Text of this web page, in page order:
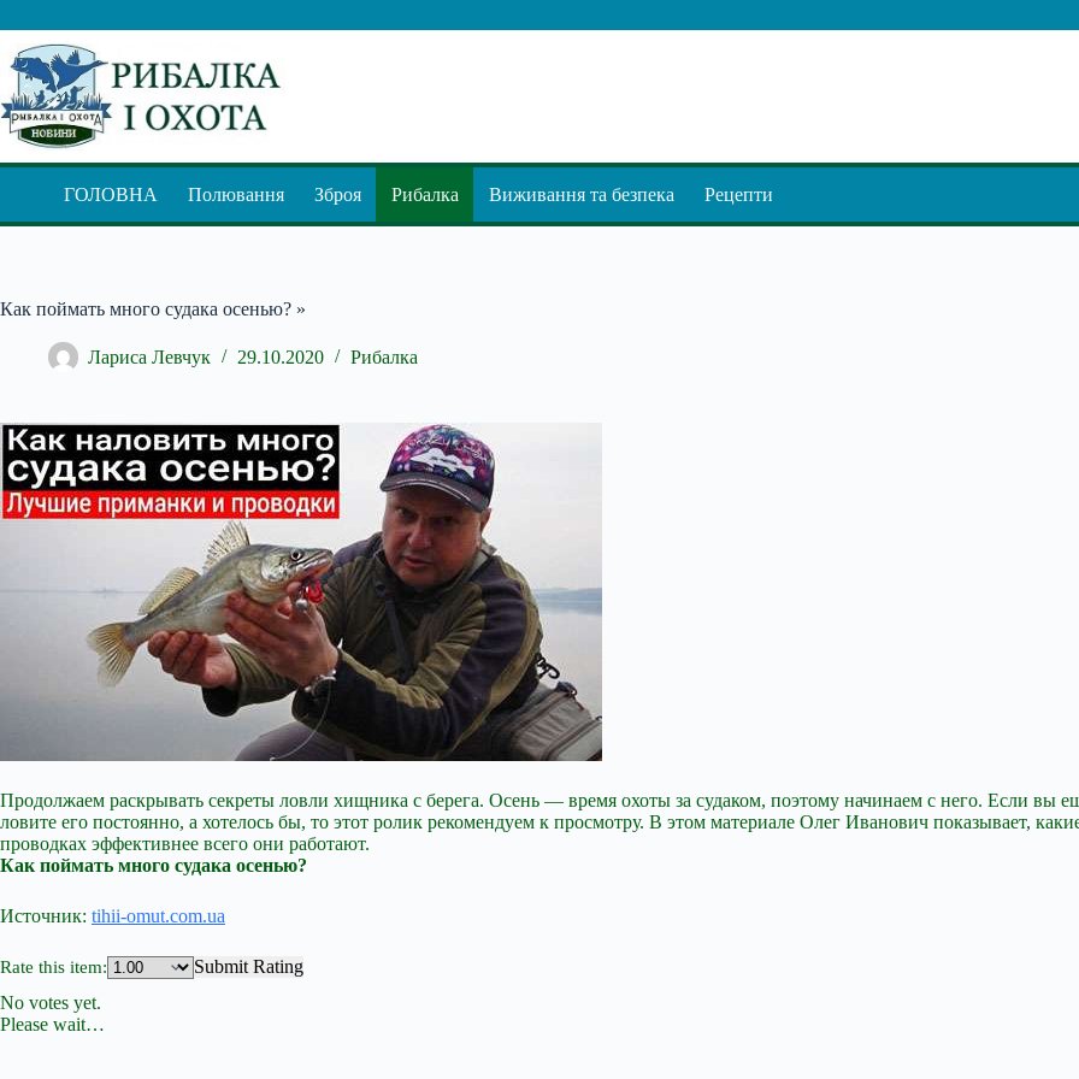
до
вмісту
ГОЛОВНА Полювання Зброя Рибалка Виживання та безпека Рецепти
Как поймать много судака осенью? »
Лариса Левчук 29.10.2020 Рибалка
Продолжаем раскрывать секреты ловли хищника с берега. Осень — время охоты за судаком, поэтому начинаем с него. Если вы
ловите его постоянно, а хотелось бы, то этот ролик рекомендуем к просмотру. В этом материале Олег Иванович показывает,
проводках эффективнее всего они работают.
Как поймать много судака осенью?
Источник: tihii-omut.com.ua
Rate this item:
Submit Rating
No votes yet.
Please wait…